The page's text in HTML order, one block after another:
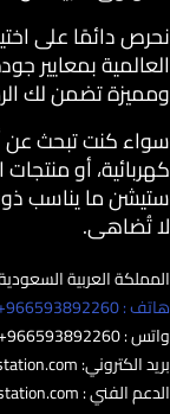
نحرص دائمًا على
العالمية بمعايير
ومميزة تضمن لك
سواء كنت تبحث عن
كهربائية، أو
ستيشن ما يناسب
لا تُضاهى.
المملكة العربية
هاتف : 966593892260+
واتس : 966593892260+
بريد الكتروني:
الدعم الفني :